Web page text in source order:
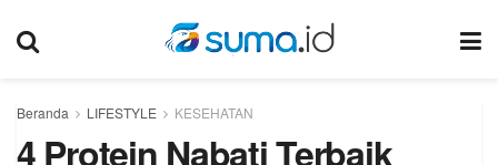
Beranda LIFESTYLE KESEHATAN
4 Protein Nabati Terbaik